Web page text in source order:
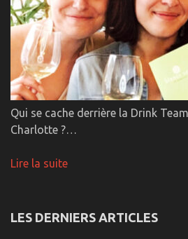
Qui se cache derrière la Drink
Charlotte ?…
Lire la suite
LES DERNIERS ARTICLES